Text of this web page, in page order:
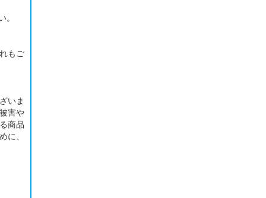
もご
いま
害や
商品
、